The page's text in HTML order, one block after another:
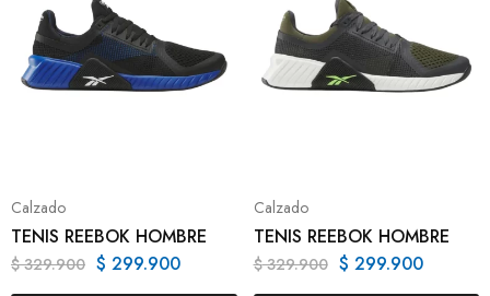
Calzado
TENIS REEBOK HOMBRE
$329.900 $ 299.900
Calzado
TENIS REEBOK HOMBRE
$329.900 $ 299.900